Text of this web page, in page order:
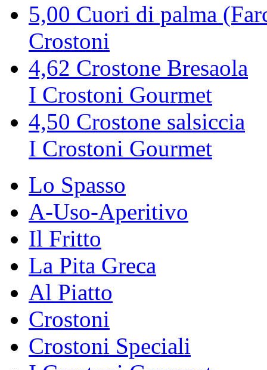
5,00 Cuori di palma
Crostoni
4,62 Crostone Bresaola
I Crostoni Gourmet
4,50 Crostone salsiccia
I Crostoni Gourmet
Lo Spasso
A-Uso-Aperitivo
Il Fritto
La Pita Greca
Al Piatto
Crostoni
Crostoni Speciali